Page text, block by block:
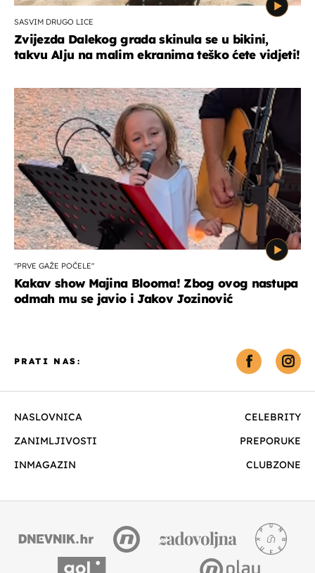
SASVIM DRUGO LICE
Zvijezda Dalekog grada skinula se u bikini,
takvu Alju na malim ekranima teško ćete vidjeti!
"PRVE GAŽE POČELE"
Kakav show Majina Blooma! Zbog ovog nastupa
odmah mu se javio i Jakov Jozinović
NASLOVNICA
CELEBRITY
ZANIMLJIVOSTI
PREPORUKE
INMAGAZIN
CLUBZONE
PRATI NAS: